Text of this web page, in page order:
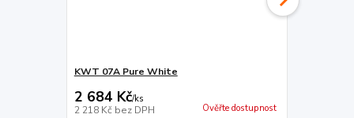
KWT 07A Pure White
2 684 Kč/ks
2 218 Kč bez DPH Ověřte dostupnost